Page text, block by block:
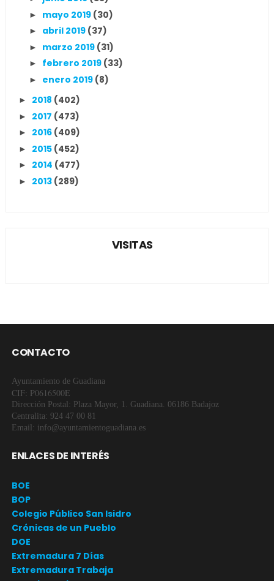
► mayo 2019 (30)
► abril 2019 (37)
► marzo 2019 (31)
► febrero 2019 (33)
► enero 2019 (8)
► 2018 (402)
► 2017 (473)
► 2016 (409)
► 2015 (452)
► 2014 (477)
► 2013 (289)
VISITAS
CONTACTO
Ayuntamiento de Guadiana
CIF: P0616500E
Dirección Postal: Plaza Mayor, 1. Guadiana. 06186 Badajoz
Centralita: 924 47 00 81
Email: info@ayuntamientoguadiana.es
ENLACES DE INTERÉS
BOE
BOP
Colegio Público San Isidro
Crónicas de un Pueblo
DOE
Extremadura 7 Días
Extremadura Trabaja